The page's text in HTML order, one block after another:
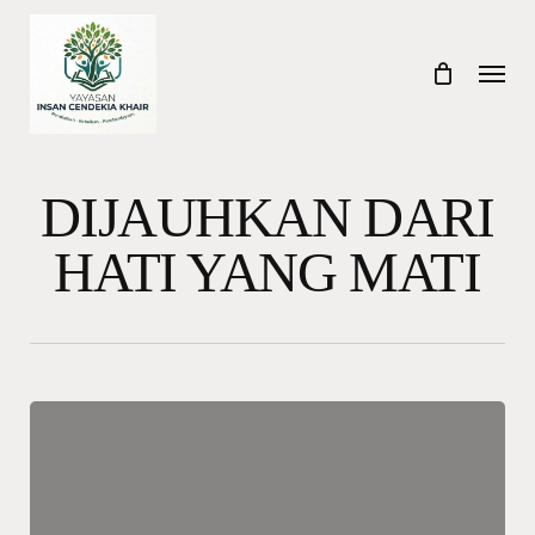
content
Menu
DIJAUHKAN DARI
HATI YANG MATI